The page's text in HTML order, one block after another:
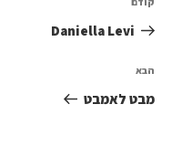
Daniella Levi
הבא
מבט לאמבט